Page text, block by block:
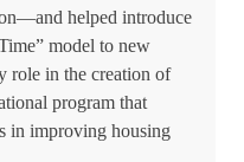
helped introduce
model to new
role in the creation of
program that
in improving housing